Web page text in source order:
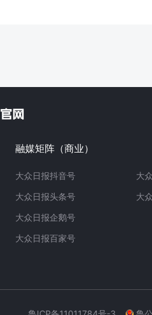
融媒矩阵（商业）
大众日报抖音号
大众日报头条号
大众日报企鹅号
大众日报百家号
大
大